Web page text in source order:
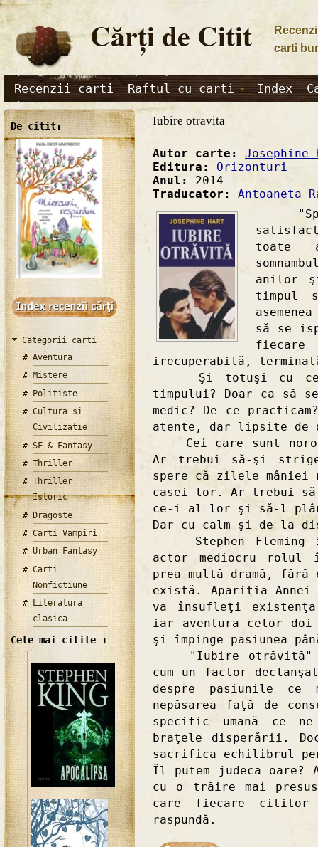
Cărţi de Citit
carti
Recenzii carti Raftul cu carti Index
De citit:
Categorii carti
Aventura
Mistere
Politiste
Cultura si
Civilizatie
SF & Fantasy
Thriller
Thriller
Istoric
Dragoste
Carti Vampiri
Urban Fantasy
Carti
Nonfictiune
Literatura
clasica
Cele mai citite :
Iubire otravita
Autor carte: Josephine
Editura: Orizonturi
Anul: 2014
Traducator: Antoaneta
toate
anilor
timpul
să se
fiecare
irecuperabilă,
Şi totuşi cu ce
timpului? Doar ca să
medic? De ce
atente, dar lipsite de
Cei care sunt
Ar trebui să-şi
spere că zilele mâniei
casei lor. Ar trebui să
ce-i al lor şi să-l
Dar cu calm şi de la
Stephen Fleming
actor mediocru rolul
prea multă dramă,
există. Apariţia
va însufleţi
iar aventura celor
şi împinge pasiunea
"Iubire otrăvită" ne
cum un factor
despre pasiunile
nepăsarea faţă de
specific umană ce
braţele disperării.
sacrifica echilibrul
Îl putem judeca oare?
cu o trăire mai
care fiecare
raspundă.